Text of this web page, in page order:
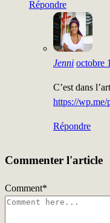
Répondre
Jenni octobre
C’est dans
https://
Répondre
Commenter l'article
Comment*